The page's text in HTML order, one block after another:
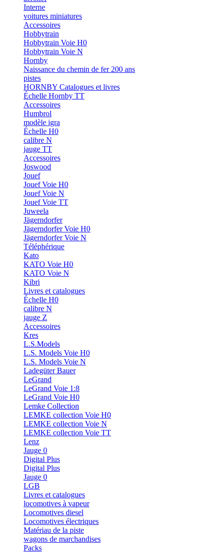
Interne
voitures miniatures
Accessoires
Hobbytrain
Hobbytrain Voie H0
Hobbytrain Voie N
Hornby
Naissance du chemin de fer 200 ans
pistes
HORNBY Catalogues et livres
Échelle Hornby TT
Accessoires
Humbrol
modèle igra
Échelle H0
calibre N
jauge TT
Accessoires
Joswood
Jouef
Jouef Voie H0
Jouef Voie N
Jouef Voie TT
Juweela
Jägerndorfer
Jägerndorfer Voie H0
Jägerndorfer Voie N
Téléphérique
Kato
KATO Voie H0
KATO Voie N
Kibri
Livres et catalogues
Échelle H0
calibre N
jauge Z
Accessoires
Kres
L.S.Models
L.S. Models Voie H0
L.S. Models Voie N
Ladegüter Bauer
LeGrand
LeGrand Voie 1:8
LeGrand Voie H0
Lemke Collection
LEMKE collection Voie H0
LEMKE collection Voie N
LEMKE collection Voie TT
Lenz
Jauge 0
Digital Plus
Digital Plus
Jauge 0
LGB
Livres et catalogues
locomotives à vapeur
Locomotives diesel
Locomotives électriques
Matériau de la piste
wagons de marchandises
Packs